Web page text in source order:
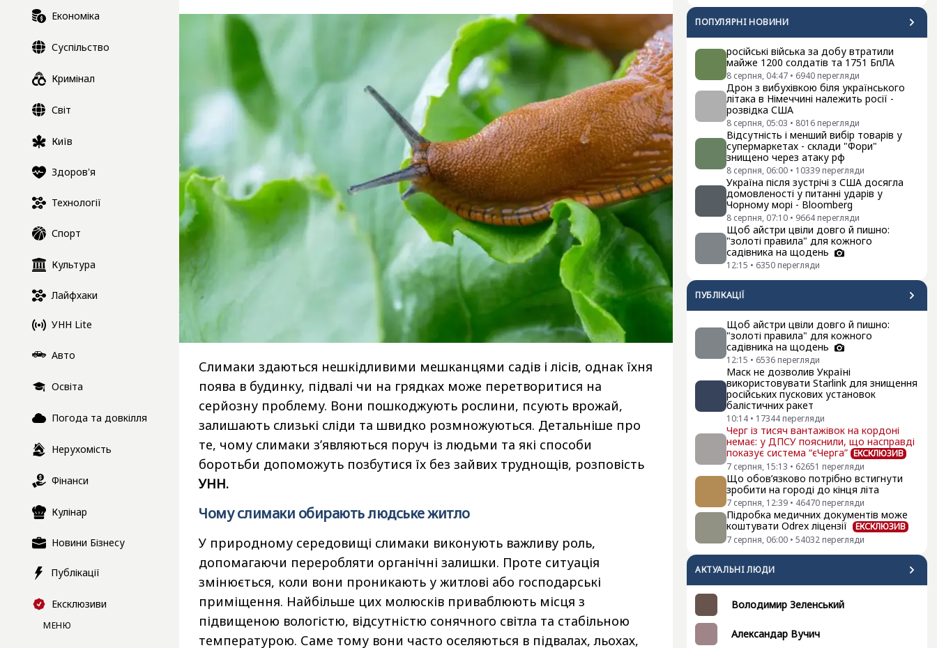
Економіка
Суспільство
Кримінал
Світ
Київ
Здоров'я
Технології
Спорт
Культура
Лайфхаки
УНН Lite
Авто
Освіта
Погода та довкілля
Нерухомість
Фінанси
Кулінар
Новини Бізнесу
Публікації
Ексклюзиви
МЕНЮ
ПОПУЛЯРНI НОВИНИ
російські війська за добу втратили
майже 1200 солдатів та 1751 БпЛА
8 серпня, 04:47 • 6940 перегляди
Дрон з вибухівкою біля українського
літака в Німеччині належить росії -
розвідка США
8 серпня, 05:03 • 8016 перегляди
Відсутність і менший вибір товарів у
супермаркетах - склади "Фори"
знищено через атаку рф
8 серпня, 06:00 • 10339 перегляди
Україна після зустрічі з США досягла
домовленості у питанні ударів у
Чорному морі - Bloomberg
8 серпня, 07:10 • 9664 перегляди
Щоб айстри цвіли довго й пишно:
"золоті правила" для кожного
садівника на щодень
12:15 • 6350 перегляди
ПУБЛІКАЦІЇ
Щоб айстри цвіли довго й пишно:
"золоті правила" для кожного
садівника на щодень
12:15 • 6536 перегляди
Маск не дозволив Україні
використовувати Starlink для знищення
російських пускових установок
балістичних ракет
10:14 • 17344 перегляди
Черг із тисяч вантажівок на кордоні
немає: у ДПСУ пояснили, що насправді
показує система “єЧерга” ЕКСКЛЮЗИВ
7 серпня, 15:13 • 62651 перегляди
Що обов’язково потрібно встигнути
зробити на городі до кінця літа
7 серпня, 12:39 • 46470 перегляди
Підробка медичних документів може
коштувати Odrex ліцензії
ЕКСКЛЮЗИВ
7 серпня, 06:00 • 54032 перегляди
АКТУАЛЬНI ЛЮДИ
Володимир Зеленський
Александар Вучич
Слимаки здаються нешкідливими мешканцями садів і лісів, однак їхня
поява в будинку, підвалі чи на грядках може перетворитися на
серйозну проблему. Вони пошкоджують рослини, псують врожай,
залишають слизькі сліди та швидко розмножуються. Детальніше про
те, чому слимаки з’являються поруч із людьми та які способи
боротьби допоможуть позбутися їх без зайвих труднощів, розповість
УНН.
Чому слимаки обирають людське житло
У природному середовищі слимаки виконують важливу роль,
допомагаючи переробляти органічні залишки. Проте ситуація
змінюється, коли вони проникають у житлові або господарські
приміщення. Найбільше цих молюсків приваблюють місця з
підвищеною вологістю, відсутністю сонячного світла та стабільною
температурою. Саме тому вони часто оселяються в підвалах, льохах,